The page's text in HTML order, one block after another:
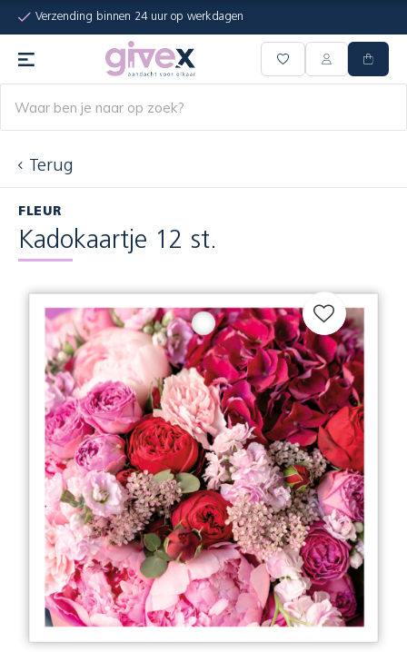
Verzending binnen 24 uur op werkdagen
Terug
FLEUR
Kadokaartje 12 st.